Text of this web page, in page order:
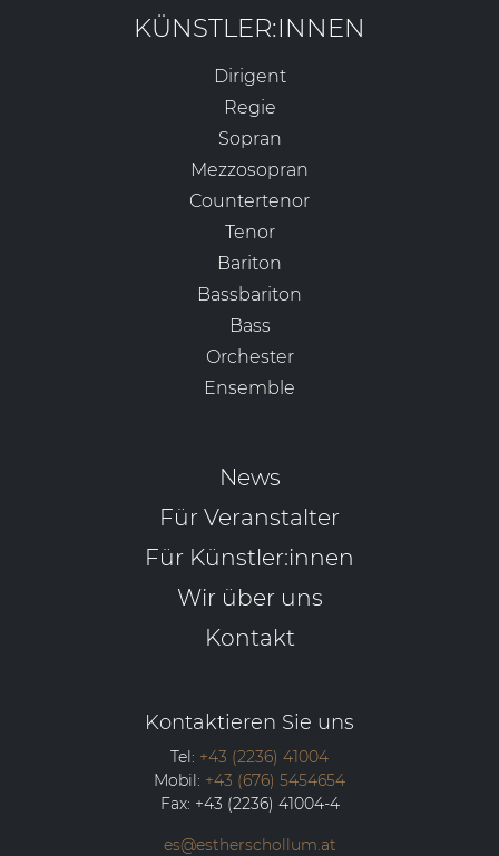
KÜNSTLER:INNEN
Dirigent
Regie
Sopran
Mezzosopran
Countertenor
Tenor
Bariton
Bassbariton
Bass
Orchester
Ensemble
News
Für Veranstalter
Für Künstler:innen
Wir über uns
Kontakt
Kontaktieren Sie uns
Tel: +43 (2236) 41004
Mobil: +43 (676) 5454654
Fax: +43 (2236) 41004-4
es@estherschollum.at